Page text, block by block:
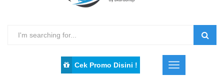
Cek Promo Disini !